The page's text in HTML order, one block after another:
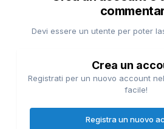
Devi essere un utente per poter
Crea un
Registrati per un nuovo account
facile!
Registra un nuovo